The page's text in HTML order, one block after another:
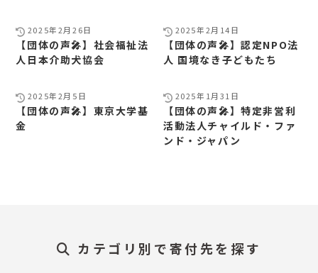
2025年2月26日
【団体の声🎤】社会福祉法
人日本介助犬協会
2025年2月14日
【団体の声🎤】認定NPO法
人 国境なき子どもたち
2025年2月5日
【団体の声🎤】東京大学基
金
2025年1月31日
【団体の声🎤】特定非営利
活動法人チャイルド・ファ
ンド・ジャパン
カテゴリ別で寄付先を探す